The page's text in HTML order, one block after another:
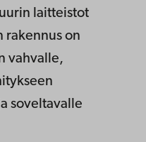
laitteistot
rakennus on
vahvalle,
soveltavalle